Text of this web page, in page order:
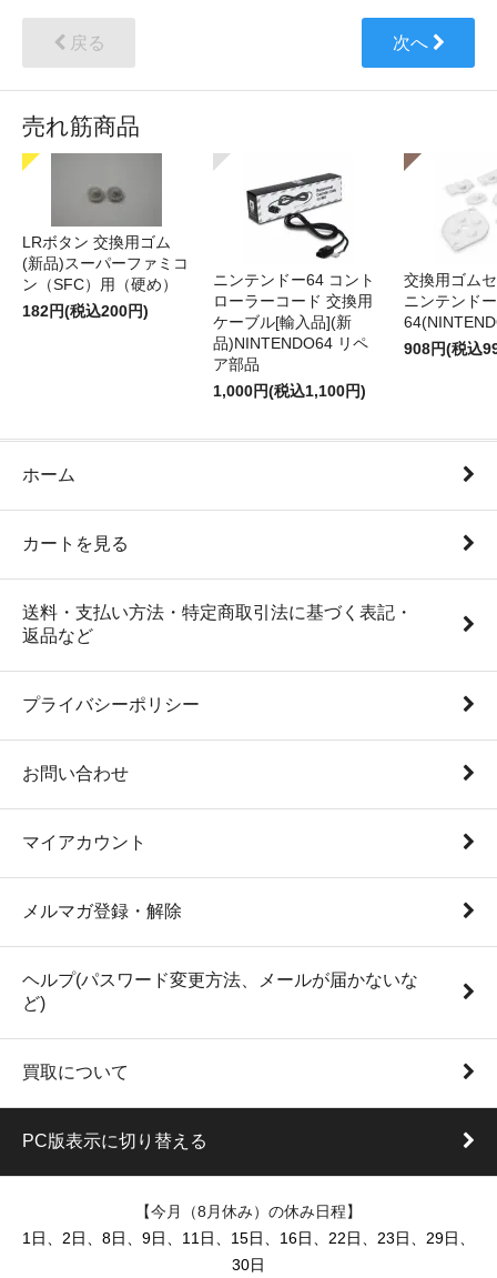
戻る 次へ
売れ筋商品
LRボタン 交換用ゴム
(新品)スーパーファミコ
ン（SFC）用（硬め）
182円(税込200円)
ニンテンドー64 コント
ローラーコード 交換用
ケーブル[輸入品](新
品)NINTENDO64 リペ
ア部品
1,000円(税込1,100円)
交換用ゴム
ニンテンドー
908円(税込
ホーム
カートを見る
送料・支払い方法・特定商取引法に基づく表記・
返品など
プライバシーポリシー
お問い合わせ
マイアカウント
メルマガ登録・解除
ヘルプ(パスワード変更方法、メールが届かないな
ど)
買取について
PC版表示に切り替える
【今月（8月休み）の休み日程】
1日、2日、8日、9日、11日、15日、16日、22日、23日、29日、
30日